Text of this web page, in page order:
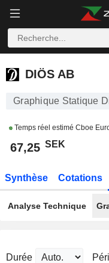
DIÖS AB
DIÖS AB
Graphique Statique
Temps réel estimé Cboe
67,25 SEK
Synthèse Cotations
Analyse Technique
Durée